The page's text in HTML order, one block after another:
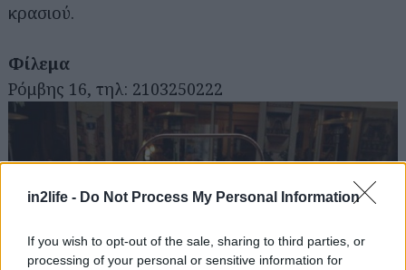
in2life - Do Not Process My Personal Information
If you wish to opt-out of the sale, sharing to third parties, or
processing of your personal or sensitive information for
κρασιού.
Φίλεμα
Ρόμβης 16, τηλ: 2103250222